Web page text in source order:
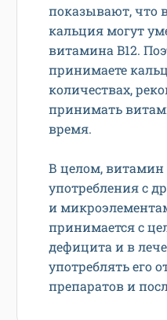
показывают, что
кальция могут
витамина B12.
принимаете
количествах,
принимать
время.
В целом, витамин
употребления с
и
принимается с
дефицита и в
употреблять его
препаратов и